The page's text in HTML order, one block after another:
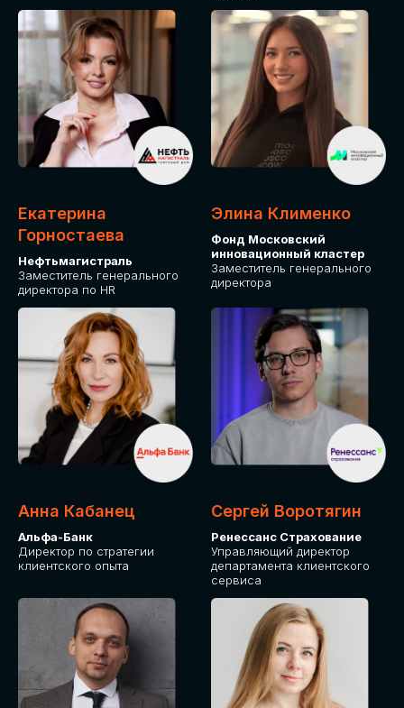
Екатерина
Горностаева
Нефтьмагистраль
Заместитель генерального
директора по HR
Элина Клименко
Фонд Московский
инновационный кластер
Заместитель генерального
директора
Анна Кабанец
Альфа-Банк
Директор по стратегии
клиентского опыта
Сергей Воротягин
Ренессанс Страхование
Управляющий директор
департамента клиентского
сервиса
Приглашаем стать партнером GLOBAL
TECH FORUM и презентовать ваши
решения целевой аудитории. Будем
рады сотрудничеству!
СТАНЬТЕ
ЭКСПОНЕНТОМ
ПОДАТЬ ЗАЯВКУ
IT Solutions for Business
СТОИМОСТЬ
УЧАСТИЯ